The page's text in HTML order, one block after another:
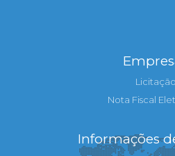
Licitação
Nota Fiscal
Informações